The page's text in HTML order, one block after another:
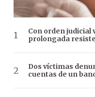
Con orden judicial
prolongada
Dos víctimas
cuentas de un